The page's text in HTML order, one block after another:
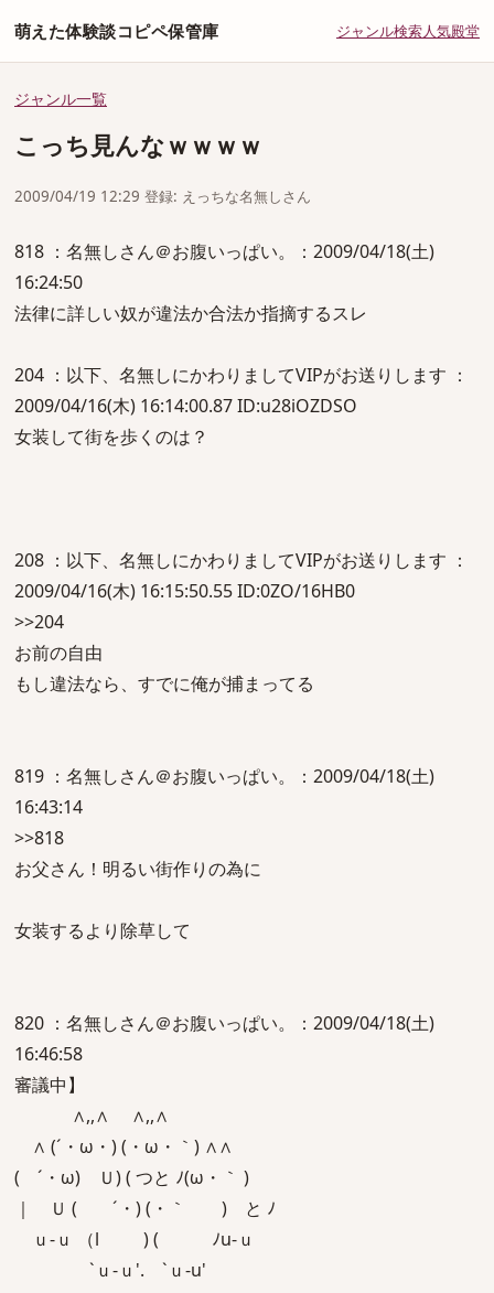
萌えた体験談コピペ保管庫 ジャンル検索人気殿堂
ジャンル一覧
こっち見んなｗｗｗｗ
2009/04/19 12:29 登録: えっちな名無しさん
818 ：名無しさん＠お腹いっぱい。：2009/04/18(土)
16:24:50
法律に詳しい奴が違法か合法か指摘するスレ
204 ：以下、名無しにかわりましてVIPがお送りします ：
2009/04/16(木) 16:14:00.87 ID:u28iOZDSO
女装して街を歩くのは？
208 ：以下、名無しにかわりましてVIPがお送りします ：
2009/04/16(木) 16:15:50.55 ID:0ZO/16HB0
>>204
お前の自由
もし違法なら、すでに俺が捕まってる
819 ：名無しさん＠お腹いっぱい。：2009/04/18(土)
16:43:14
>>818
お父さん！明るい街作りの為に
女装するより除草して
820 ：名無しさん＠お腹いっぱい。：2009/04/18(土)
16:46:58
審議中】
∧,,∧ ∧,,∧
∧ (´・ω・) (・ω・｀) ∧∧
( ´・ω) Ｕ) ( つと ﾉ(ω・｀ )
｜ Ｕ ( ´・) (・｀ ) と ﾉ
ｕ-ｕ （l ) ( ﾉu-ｕ
`ｕ-ｕ'. `ｕ-u'